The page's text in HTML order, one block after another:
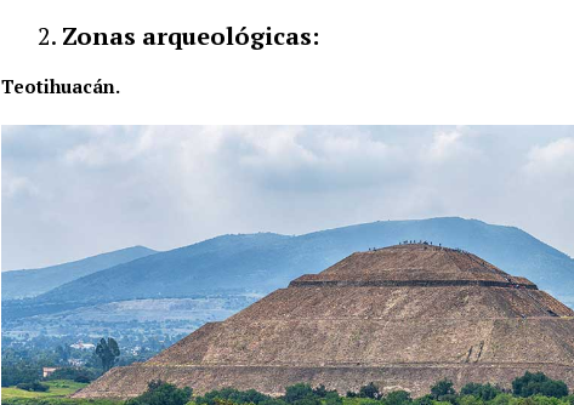
Zonas arqueológicas:
Teotihuacán.